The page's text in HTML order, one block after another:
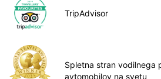
TripAdvisor
Spletna stran vodilnega
avtomobilov na svetu